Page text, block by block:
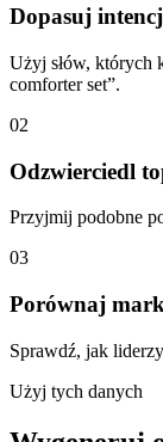
Dopasuj
Użyj słów, których
comforter set”.
02
Odzwierciedl
Przyjmij podobne
03
Porównaj
Sprawdź, jak
Użyj tych danych